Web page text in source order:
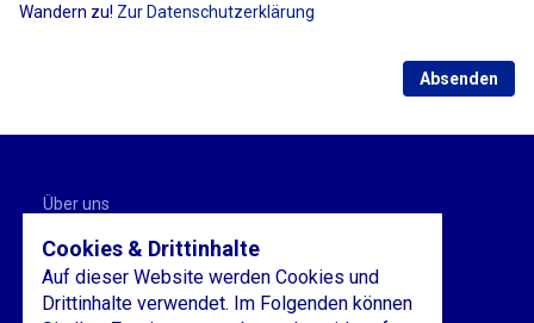
Wandern zu! Zur Datenschutzerklärung
Absenden
Über uns
Impressum
Datenschutz
AGB
Cookies & Drittinhalte
Auf dieser Website werden Cookies und
Drittinhalte verwendet. Im Folgenden können